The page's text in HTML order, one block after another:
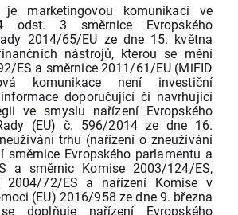
marketingovou komunikací ve
3 směrnice Evropského
2014/65/EU ze dne 15. května
nástrojů, kterou se mění
ES a směrnice 2011/61/EU (MiFID
komunikace není investiční
doporučující či navrhující
ve smyslu nařízení Evropského
(EU) č. 596/2014 ze dne 16.
trhu (nařízení o zneužívání
směrnice Evropského parlamentu a
a směrnic Komise 2003/124/ES,
2004/72/ES a nařízení Komise v
(EU) 2016/958 ze dne 9. března
doplňuje nařízení Evropského